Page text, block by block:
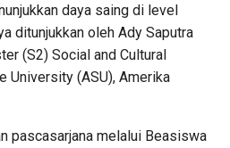
daya saing di level
ditunjukkan oleh Ady Saputra
(S2) Social and Cultural
University (ASU), Amerika
pascasarjana melalui Beasiswa